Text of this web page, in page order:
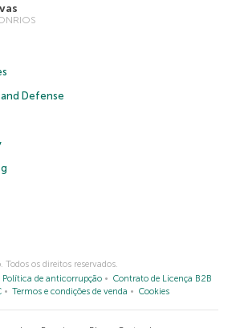
Defense
os direitos reservados.
Política de anticorrupção
Contrato de Licença B2B
Termos e condições de venda Cookies